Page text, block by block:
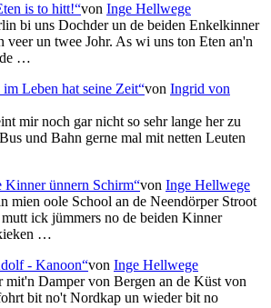
is to hitt! von Inge Hellwege
bi uns Dochder un de beiden Enkelkinner
veer un twee Johr. As wi uns ton Eten an'n
de …
Leben hat seine Zeit von Ingrid von
mir noch gar nicht so sehr lange her zu
und Bahn gerne mal mit netten Leuten
Kinner ünnern Schirm von Inge Hellwege
mien oole School an de Neendörper Stroot
ick jümmers no de beiden Kinner
…
- Kanoon von Inge Hellwege
mit'n Damper von Bergen an de Küst von
bit no't Nordkap un wieder bit no